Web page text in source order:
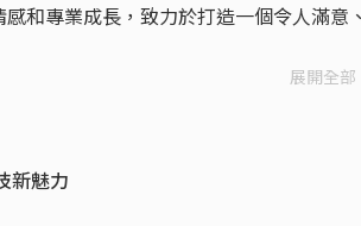
和專業成長，致力於打造一個令人滿意
展開全部
新魅力